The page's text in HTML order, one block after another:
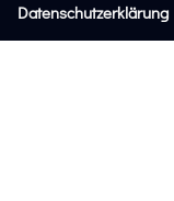
Datenschutzerklärung